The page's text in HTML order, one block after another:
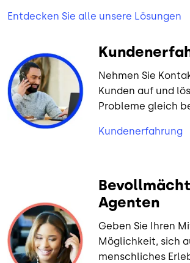
Entdecken Sie alle unsere Lösungen
Nehmen Sie
Kunden auf und
Probleme gleich
Kundenerfahrung
Agenten
Geben Sie Ihren
Möglichkeit, sich
menschliches